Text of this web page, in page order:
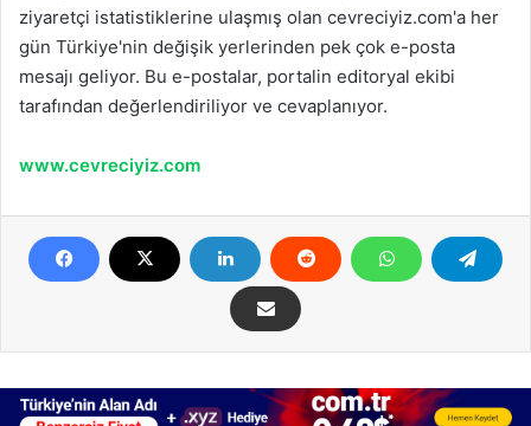
ziyaretçi istatistiklerine ulaşmış olan cevreciyiz.com'a her
gün Türkiye'nin değişik yerlerinden pek çok e-posta
mesajı geliyor. Bu e-postalar, portalin editoryal ekibi
tarafından değerlendiriliyor ve cevaplanıyor.
www.cevreciyiz.com